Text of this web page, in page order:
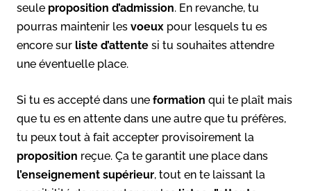
seule proposition d’admission. En revanche, tu
pourras maintenir les voeux pour lesquels tu es
encore sur liste d’attente si tu souhaites attendre
une éventuelle place.
Si tu es accepté dans une formation qui te plaît mais
que tu es en attente dans une autre que tu préfères,
tu peux tout à fait accepter provisoirement la
proposition reçue. Ça te garantit une place dans
l’enseignement supérieur, tout en te laissant la